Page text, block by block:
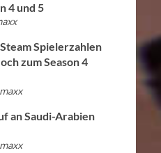
4 und 5
Spielerzahlen
zum Season 4
maxx
an Saudi-Arabien
maxx